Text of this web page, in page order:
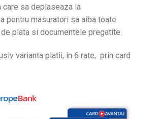
sa deplaseaza la
pentru masuratori sa aiba toate
plata si documentele pregatite.
varianta platii, in 6 rate, prin card